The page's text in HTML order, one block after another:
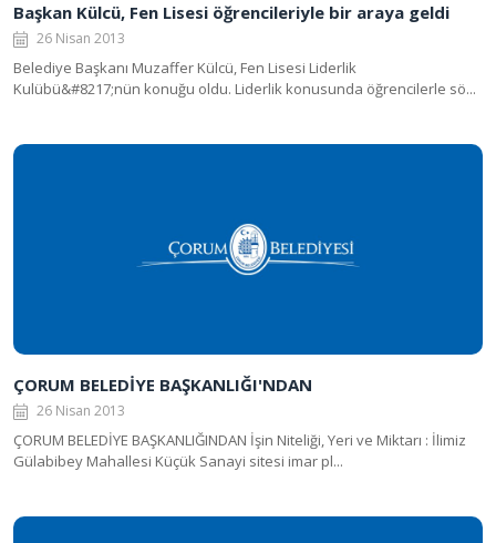
Başkan Külcü, Fen Lisesi öğrencileriyle bir araya geldi
26 Nisan 2013
Belediye Başkanı Muzaffer Külcü, Fen Lisesi Liderlik
Kulübü&#8217;nün konuğu oldu. Liderlik konusunda öğrencilerle sö...
ÇORUM BELEDİYE BAŞKANLIĞI'NDAN
26 Nisan 2013
ÇORUM BELEDİYE BAŞKANLIĞINDAN İşin Niteliği, Yeri ve Miktarı : İlimiz
Gülabibey Mahallesi Küçük Sanayi sitesi imar pl...